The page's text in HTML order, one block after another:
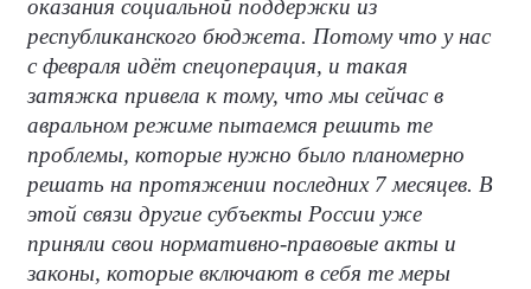
оказания социальной поддержки из
республиканского бюджета. Потому что у нас
с февраля идёт спецоперация, и такая
затяжка привела к тому, что мы сейчас в
авральном режиме пытаемся решить те
проблемы, которые нужно было планомерно
решать на протяжении последних 7 месяцев. В
этой связи другие субъекты России уже
приняли свои нормативно-правовые акты и
законы, которые включают в себя те меры